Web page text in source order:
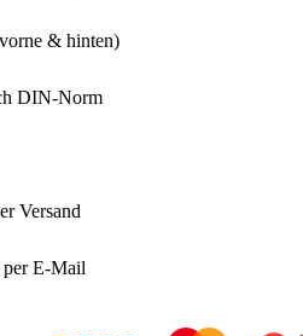
& hinten)
DIN-Norm
Versand
per E-Mail